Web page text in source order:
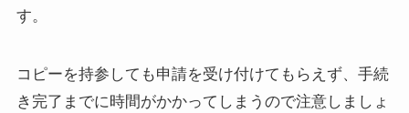
す。
コピーを持参しても申請を受け付けてもらえず、手続
き完了までに時間がかかってしまうので注意しましょ